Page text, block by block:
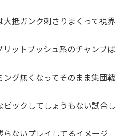
大抵ガンク刺さりまくって視界
リットプッシュ系のチャンプば
グ無くなってそのまま集団戦
ピックしてしょうもない試合し
ないプレイしてるイメージ